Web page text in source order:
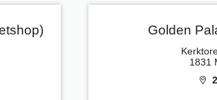
Golden
1831